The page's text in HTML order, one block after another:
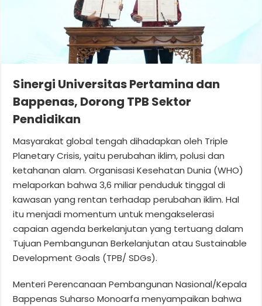
Sinergi Universitas Pertamina dan
Bappenas, Dorong TPB Sektor
Pendidikan
Masyarakat global tengah dihadapkan oleh Triple
Planetary Crisis, yaitu perubahan iklim, polusi dan
ketahanan alam. Organisasi Kesehatan Dunia (WHO)
melaporkan bahwa 3,6 miliar penduduk tinggal di
kawasan yang rentan terhadap perubahan iklim. Hal
itu menjadi momentum untuk mengakselerasi
capaian agenda berkelanjutan yang tertuang dalam
Tujuan Pembangunan Berkelanjutan atau Sustainable
Development Goals (TPB/ SDGs).
Menteri Perencanaan Pembangunan Nasional/Kepala
Bappenas Suharso Monoarfa menyampaikan bahwa